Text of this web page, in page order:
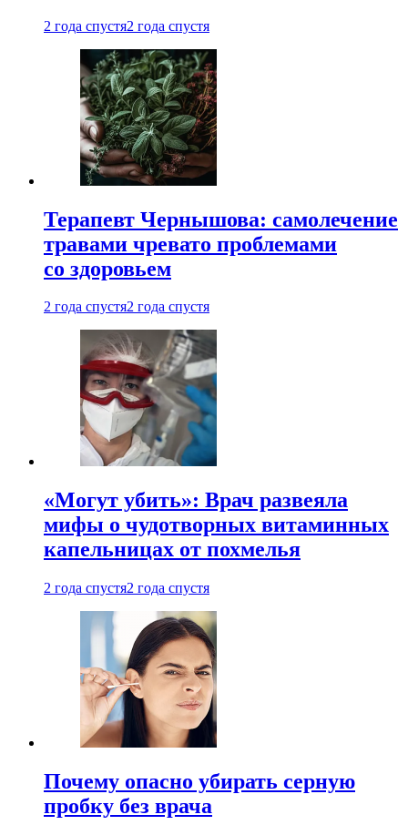
2 года спустя2 года спустя
Терапевт Чернышова: самолечение
травами чревато проблемами
со здоровьем
2 года спустя2 года спустя
«Могут убить»: Врач развеяла
мифы о чудотворных витаминных
капельницах от похмелья
2 года спустя2 года спустя
Почему опасно убирать серную
пробку без врача